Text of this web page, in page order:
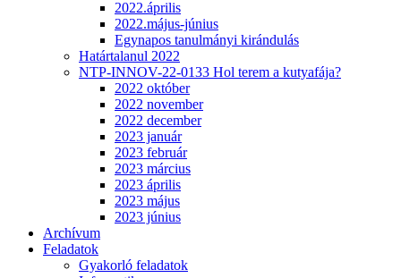
2022.április
2022.május-június
Egynapos tanulmányi kirándulás
Határtalanul 2022
NTP-INNOV-22-0133 Hol terem a kutyafája?
2022 október
2022 november
2022 december
2023 január
2023 február
2023 március
2023 április
2023 május
2023 június
Archívum
Feladatok
Gyakorló feladatok